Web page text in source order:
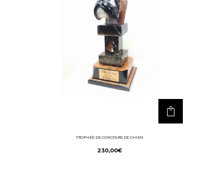
TROPHÉE DE CONCOURS DE CHIEN
230,00€